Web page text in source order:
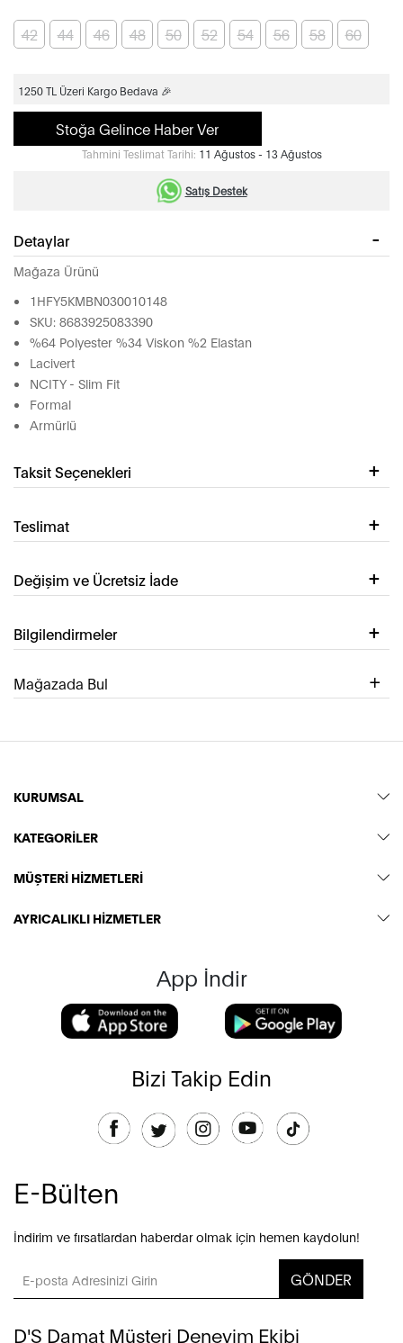
42 44 46 48 50 52 54 56 58 60
1250 TL Üzeri Kargo Bedava 🎉
Stoğa Gelince Haber Ver
Tahmini Teslimat Tarihi: 11 Ağustos - 13 Ağustos
Satış Destek
Detaylar
Mağaza Ürünü
1HFY5KMBN030010148
SKU: 8683925083390
%64 Polyester %34 Viskon %2 Elastan
Lacivert
NCITY - Slim Fit
Formal
Armürlü
Taksit Seçenekleri
Teslimat
Değişim ve Ücretsiz İade
Bilgilendirmeler
Mağazada Bul
KURUMSAL
KATEGORİLER
MÜŞTERİ HİZMETLERİ
AYRICALIKLI HİZMETLER
App İndir
Bizi Takip Edin
E-Bülten
İndirim ve fırsatlardan haberdar olmak için hemen kaydolun!
GÖNDER
D'S Damat Müşteri Deneyim Ekibi